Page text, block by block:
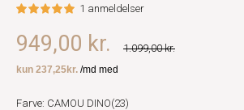
1 anmeldelser
1.099,00 kr.
949,00 kr.
Farve: CAMOU DINO(23)